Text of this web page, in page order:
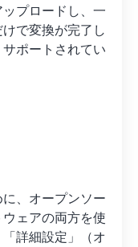
プロードし、一
で変換が完了し
ポートされてい
、オープンソー
ェアの両方を使
詳細設定」（オ